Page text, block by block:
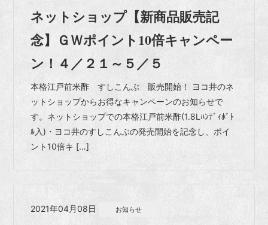
ネットショップ【新商品販売記
念】ＧＷポイント10倍キャンペー
ン！４／２１～５／５
本格江戸前米酢 すしこんぶ 販売開始！ ヨコ井のネ
ットショップからお得なキャンペーンのお知らせで
す。ネットショップでの本格江戸前米酢(1.8Lﾊﾝﾃﾞｨﾎﾞﾄ
ﾙ入)・ヨコ井のすしこんぶの発売開始を記念し、ポイ
ント10倍キ […]
2021年04月08日 お知らせ